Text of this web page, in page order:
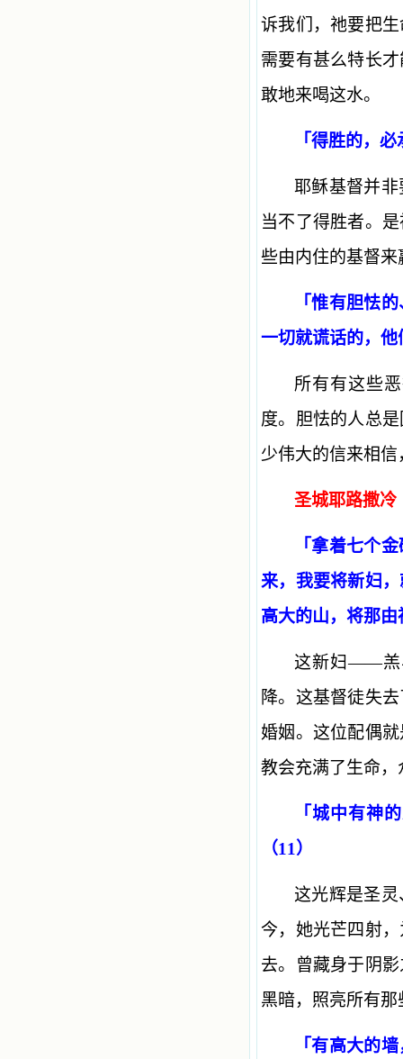
诉我们，祂要把
需要有甚么特长
敢地来喝这水。
「得胜的，
耶稣基督并
当不了得胜者。
些由内住的基督
「惟有胆怯
一切就谎话的，
所有有这些
度。胆怯的人总
少伟大的信来相
圣城耶路撒冷
「拿着七个
来，我要将新妇
高大的山，将那
这新妇——羔
降。这基督徒失
婚姻。这位配偶
教会充满了生命
「城中有神
（11）
这光辉是圣
今，她光芒四射
去。曾藏身于阴
黑暗，照亮所有
「有高大的